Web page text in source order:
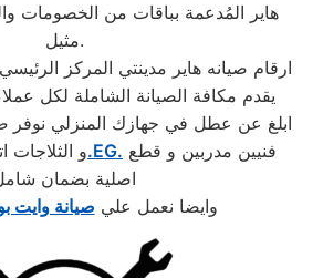
هاير المُدعمة بباقات من الخصومات
مثيل.
ارقام صيانه هاير مدينتي المركز
يقدم مكافة الصيانة الشاملة لكل
ابلغ عن عطل في جهازك المنزلي نوفر
و الثلاجات.EG.
اصلية بضمان
وايضا نعمل علي صيانة وايت